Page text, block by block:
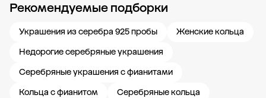
Рекомендуемые подборки
Украшения из серебра 925 пробы
Женские кольца
Недорогие серебряные украшения
Серебряные украшения с фианитами
Кольца с фианитом
Серебряные кольца
Новости компании Журнал ЗОЛОТОЙ Блог